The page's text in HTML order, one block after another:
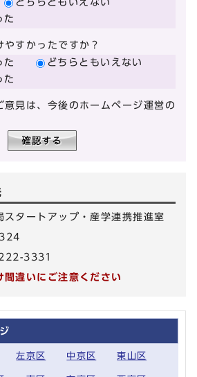
た
やすかったですか？
た
どちらともいえない
た
意見は、今後のホームページ運営の
スタートアップ・産学連携推進室
3331
間違いにご注意ください
左京区 中京区 東山区